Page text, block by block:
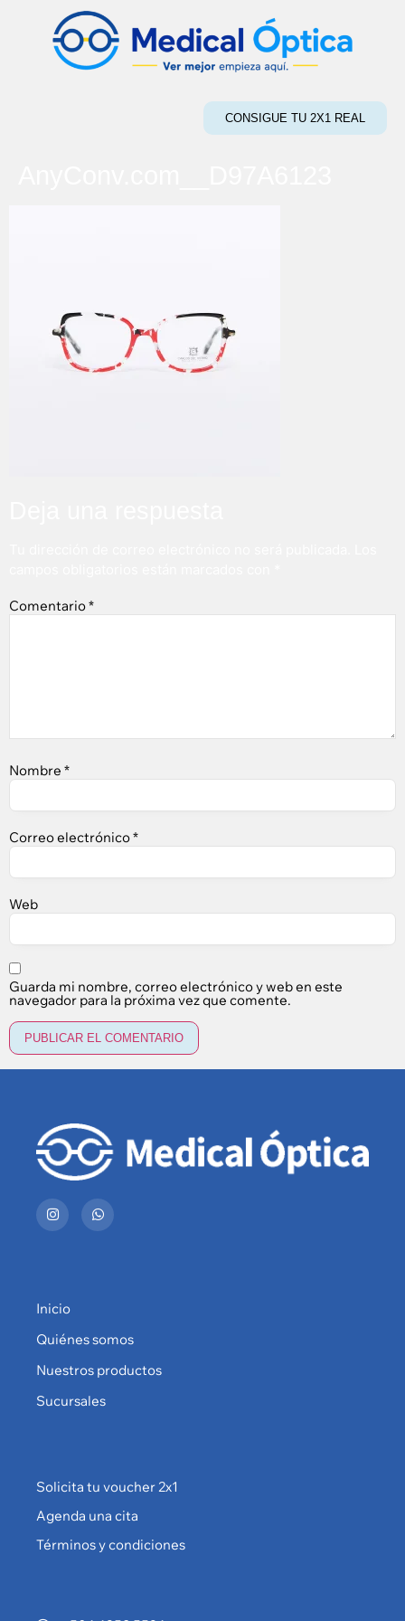
CONSIGUE TU 2X1 REAL
Comentario*
Nombre *
Correo electrónico*
Web
Guarda mi nombre, correo electrónico y web en este
navegador para la próxima vez que comente.
Inicio
Quiénes somos
Nuestros productos
Sucursales
Solicita tu voucher 2x1
Agenda una cita
Términos y condiciones